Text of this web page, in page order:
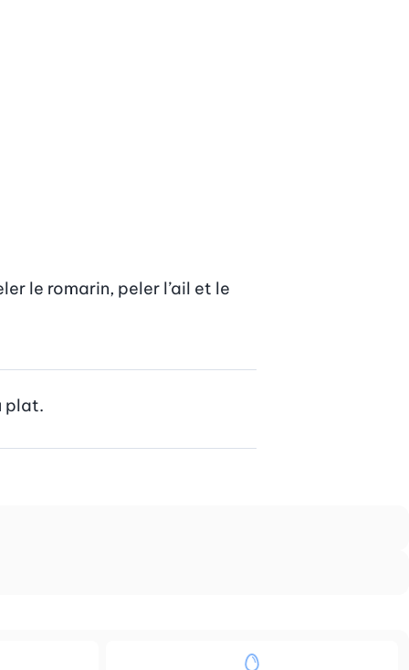
le romarin, peler l’ail et le
plat.